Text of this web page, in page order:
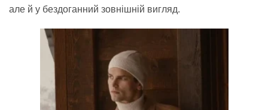
але й у бездоганний зовнішній вигляд.